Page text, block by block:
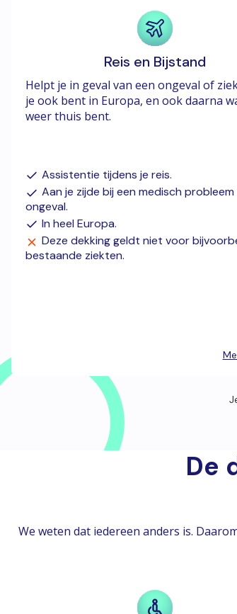
Reis en Bijstand
Helpt je in geval van een ongeval of
je ook bent in Europa, en ook daarna
weer thuis bent.
Assistentie tijdens je reis.
Aan je zijde bij een medisch
ongeval.
In heel Europa.
Deze dekking geldt niet voor
bestaande ziekten.
De
We weten dat iedereen anders is.